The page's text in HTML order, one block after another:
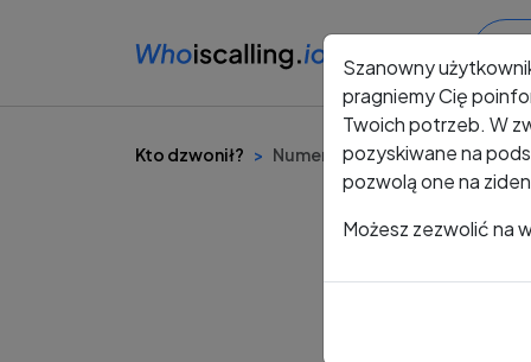
Kto dzwonił? Numer +48 535 311 657
Szanowny
pragniemy Cię
Twoich potrzeb. W
pozyskiwane na
pozwolą one na
Możesz zezwolić na